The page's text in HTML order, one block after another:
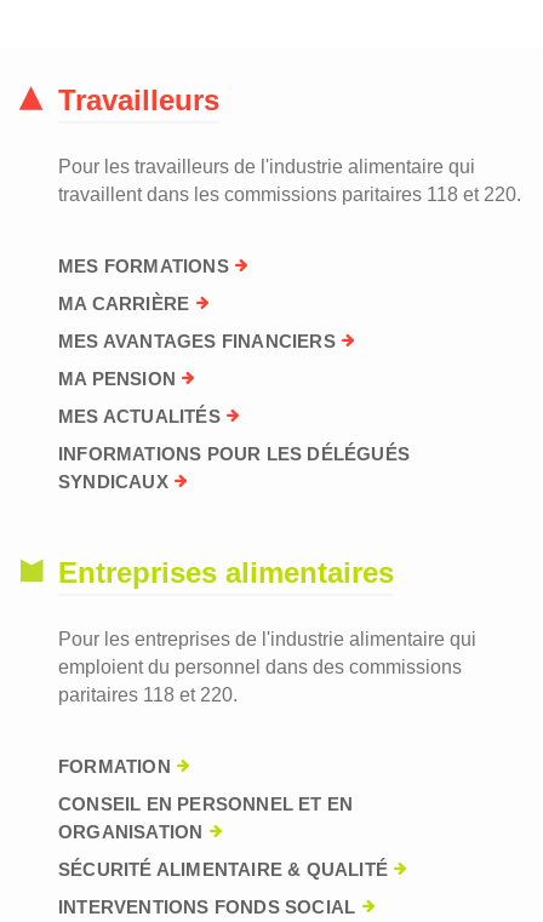
Travailleurs
Pour les travailleurs de l'industrie alimentaire qui
travaillent dans les commissions paritaires 118 et 220.
MES FORMATIONS
MA CARRIÈRE
MES AVANTAGES FINANCIERS
MA PENSION
MES ACTUALITÉS
INFORMATIONS POUR LES DÉLÉGUÉS
SYNDICAUX
Entreprises alimentaires
Pour les entreprises de l'industrie alimentaire qui
emploient du personnel dans des commissions
paritaires 118 et 220.
FORMATION
CONSEIL EN PERSONNEL ET EN
ORGANISATION
SÉCURITÉ ALIMENTAIRE & QUALITÉ
INTERVENTIONS FONDS SOCIAL